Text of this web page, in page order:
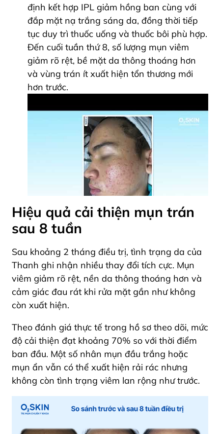
định kết hợp IPL giảm hồng ban cùng với
đắp mặt nạ trắng sáng da, đồng thời tiếp
tục duy trì thuốc uống và thuốc bôi phù hợp.
Đến cuối tuần thứ 8, số lượng mụn viêm
giảm rõ rệt, bề mặt da thông thoáng hơn
và vùng trán ít xuất hiện tổn thương mới
hơn trước.
Hiệu quả cải thiện mụn trán
sau 8 tuần
Sau khoảng 2 tháng điều trị, tình trạng da của
Thanh ghi nhận nhiều thay đổi tích cực. Mụn
viêm giảm rõ rệt, nền da thông thoáng hơn và
cảm giác đau rát khi rửa mặt gần như không
còn xuất hiện.
Theo đánh giá thực tế trong hồ sơ theo dõi, mức
độ cải thiện đạt khoảng 70% so với thời điểm
ban đầu. Một số nhân mụn đầu trắng hoặc
mụn ẩn vẫn có thể xuất hiện rải rác nhưng
không còn tình trạng viêm lan rộng như trước.